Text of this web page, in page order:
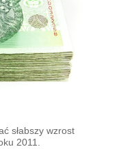
słabszy wzrost
2011.